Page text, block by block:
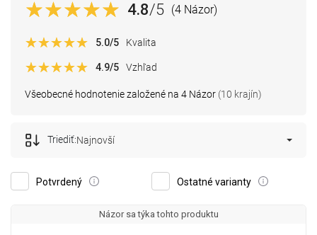
4.8/5 (4 Názor)
Všeobecné hodnotenie založené na 4 Názor (10 krajín)
5.0/5 Kvalita
4.9/5 Vzhľad
Potvrdený Ostatné varianty
Triediť:Najnovší
Názor sa týka tohto produktu